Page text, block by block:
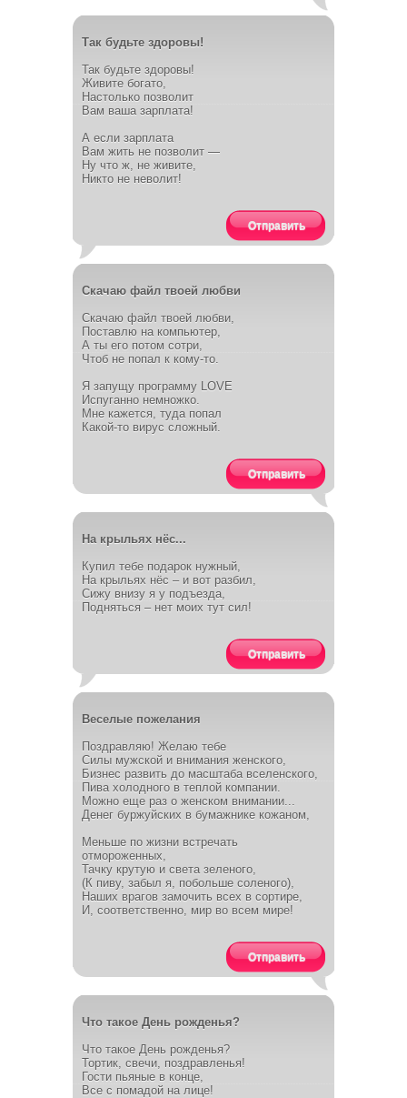
Так будьте здоровы!
Так будьте здоровы!
Живите богато,
Настолько позволит
Вам ваша зарплата!
А если зарплата
Вам жить не позволит —
Ну что ж, не живите,
Никто не неволит!
Отправить
Скачаю файл твоей любви
Скачаю файл твоей любви,
Поставлю на компьютер,
А ты его потом сотри,
Чтоб не попал к кому-то.
Я запущу программу LOVE
Испуганно немножко.
Мне кажется, туда попал
Какой-то вирус сложный.
Отправить
На крыльях нёс...
Купил тебе подарок нужный,
На крыльях нёс – и вот разбил,
Сижу внизу я у подъезда,
Подняться – нет моих тут сил!
Отправить
Веселые пожелания
Поздравляю! Желаю тебе
Силы мужской и внимания женского,
Бизнес развить до масштаба вселенского,
Пива холодного в теплой компании.
Можно еще раз о женском внимании...
Денег буржуйских в бумажнике кожаном,
Меньше по жизни встречать
отмороженных,
Тачку крутую и света зеленого,
(К пиву, забыл я, побольше соленого),
Наших врагов замочить всех в сортире,
И, соответственно, мир во всем мире!
Отправить
Что такое День рожденья?
Что такое День рожденья?
Тортик, свечи, поздравленья!
Гости пьяные в конце,
Все с помадой на лице!